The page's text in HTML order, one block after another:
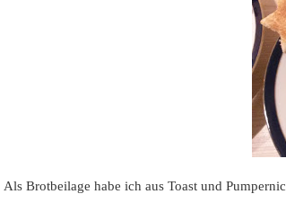
Als Brotbeilage habe ich aus Toast und